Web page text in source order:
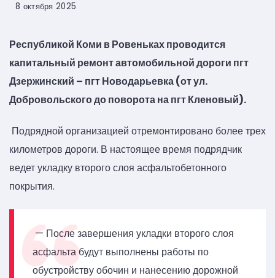
8 октября 2025
Республикой Коми в Ровеньках проводится
капитальный ремонт автомобильной дороги пгт
Дзержинский – пгт Новодарьевка (от ул.
Добровольского до поворота на пгт Кленовый).
Подрядной организацией отремонтировано более трех
километров дороги. В настоящее время подрядчик
ведет укладку второго слоя асфальтобетонного
покрытия.
— После завершения укладки второго слоя
асфальта будут выполнены работы по
обустройству обочин и нанесению дорожной